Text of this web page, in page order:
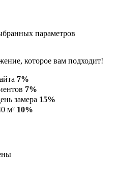
параметров
которое вам подходит!
7%
7%
замера 15%
м² 10%